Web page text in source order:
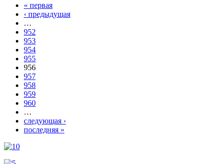
« первая
‹ предыдущая
…
952
953
954
955
956
957
958
959
960
…
следующая ›
последняя »